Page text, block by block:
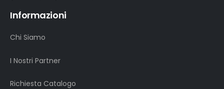
Informazioni
Chi Siamo
I Nostri Partner
Richiesta Catalogo